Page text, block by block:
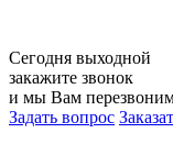
Сегодня выходной
закажите звонок
и мы Вам
Задать вопрос